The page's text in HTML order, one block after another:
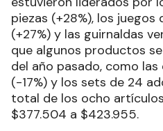
piezas (+28%), los juegos
(+27%) y las guirnaldas
que algunos productos
del año pasado, como
(-17%) y los sets de 24
total de los ocho
$377.504 a $423.955.